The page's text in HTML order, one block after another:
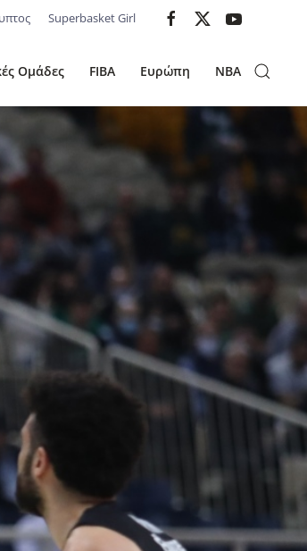
Superbasket Girl
Ομάδες FIBA Ευρώπη NBA